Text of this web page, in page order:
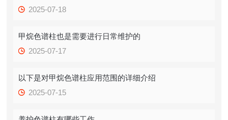
2025-07-18
甲烷色谱柱也是需要进行日常维护的
2025-07-17
以下是对甲烷色谱柱应用范围的详细介绍
2025-07-15